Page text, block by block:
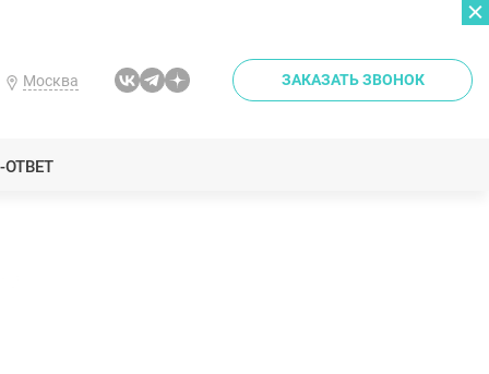
Москва ЗАКАЗАТЬ ЗВОНОК